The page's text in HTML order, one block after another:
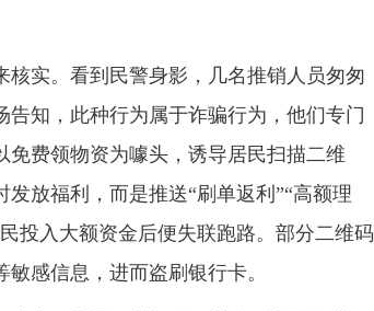
实。看到民警身影，几名推销人员匆匆
知，此种行为属于诈骗行为，他们专门
费领物资为噱头，诱导居民扫描二维
放福利，而是推送“刷单返利”“高额理
投入大额资金后便失联跑路。部分二维码
感信息，进而盗刷银行卡。